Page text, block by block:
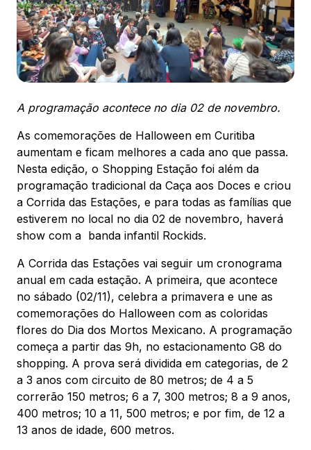
ENDEREÇO
Av. Sete de Setembro, 2775 - Rebouças -
Curitiba, PR - CEP: 80230010
Ver local
CONTATO
4130945300
WhatsApp
Comodidades Cinema Vitrine Virtual
Mapa Virtual
A programação acontece no dia 02 de novembro.
As comemorações de Halloween em Curitiba
aumentam e ficam melhores a cada ano que passa.
Nesta edição, o Shopping Estação foi além da
programação tradicional da Caça aos Doces e criou
a Corrida das Estações, e para todas as famílias que
estiverem no local no dia 02 de novembro, haverá
show com a banda infantil Rockids.
A Corrida das Estações vai seguir um cronograma
anual em cada estação. A primeira, que acontece
no sábado (02/11), celebra a primavera e une as
comemorações do Halloween com as coloridas
flores do Dia dos Mortos Mexicano. A programação
começa a partir das 9h, no estacionamento G8 do
shopping. A prova será dividida em categorias, de 2
a 3 anos com circuito de 80 metros; de 4 a 5
correrão 150 metros; 6 a 7, 300 metros; 8 a 9 anos,
400 metros; 10 a 11, 500 metros; e por fim, de 12 a
13 anos de idade, 600 metros.